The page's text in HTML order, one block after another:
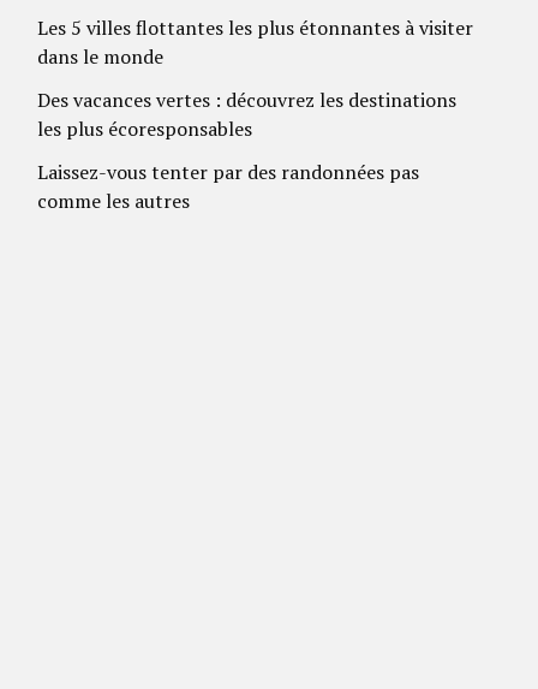
Les 5 villes flottantes les plus étonnantes à visiter
dans le monde
Des vacances vertes : découvrez les destinations
les plus écoresponsables
Laissez-vous tenter par des randonnées pas
comme les autres